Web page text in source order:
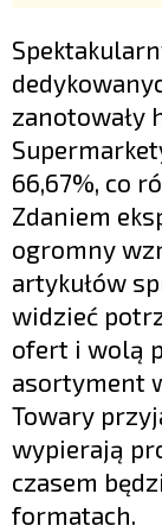
zanotowały
66,67%, co
Zdaniem
ogromny
artykułów
widzieć
ofert i wolą
asortyment
Towary
wypierają
czasem
formatach.